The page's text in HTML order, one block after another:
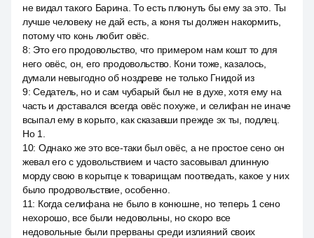
не видал такого Барина. То есть плюнуть бы ему за это. Ты
лучше человеку не дай есть, а коня ты должен накормить,
потому что конь любит овёс.
8: Это его продовольство, что примером нам кошт то для
него овёс, он, его продовольство. Кони тоже, казалось,
думали невыгодно об ноздреве не только Гнидой из
9:Седатель, но и сам чубарый был не в духе, хотя ему на
часть и доставался всегда овёс похуже, и селифан не иначе
всыпал ему в корыто, как сказавши прежде эх ты, подлец.
Но 1.
10: Однако же это все-таки был овёс, а не простое сено он
жевал его с удовольствием и часто засовывал длинную
морду свою в корытце к товарищам поотведать, какое у них
было продовольствие, особенно.
11: Когда селифана не было в конюшне, но теперь 1 сено
нехорошо, все были недовольны, но скоро все
недовольные были прерваны среди излияний своих